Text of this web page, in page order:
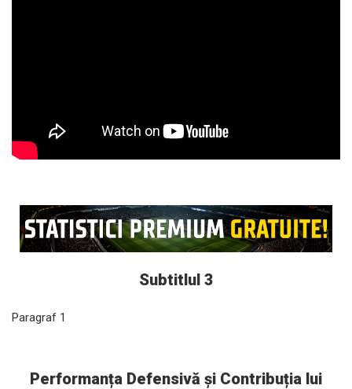
Subtitlul 3
Paragraf 1
Performanța Defensivă și Contribuția lui